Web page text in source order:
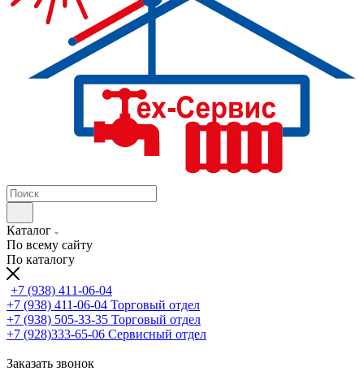
Каталог
По всему сайту
По каталогу
+7 (938) 411-06-04
+7 (938) 411-06-04 Торговый отдел
+7 (938) 505-33-35 Торговый отдел
+7 (928)333-65-06 Сервисный отдел
Заказать звонок